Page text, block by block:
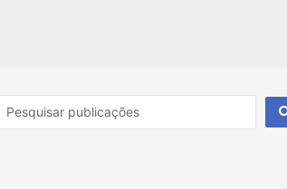
Pesquisar